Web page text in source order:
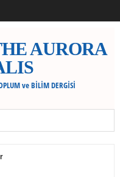
AURORA
ve BİLİM DERGİSİ